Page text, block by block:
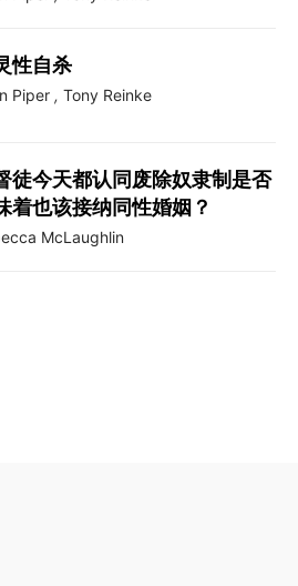
性自杀
Piper , Tony Reinke
徒今天都认同废除奴隶制是否
着也该接纳同性婚姻？
McLaughlin